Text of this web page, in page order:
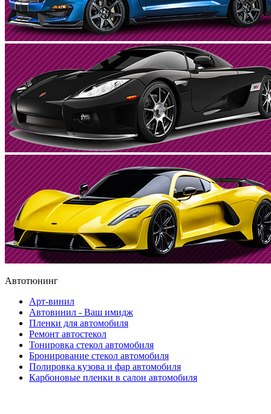
Автотюнинг
Арт-винил
Автовинил - Ваш имидж
Пленки для автомобиля
Ремонт автостекол
Тонировка стекол автомобиля
Бронирование стекол автомобиля
Полировка кузова и фар автомобиля
Карбоновые пленки в салон автомобиля